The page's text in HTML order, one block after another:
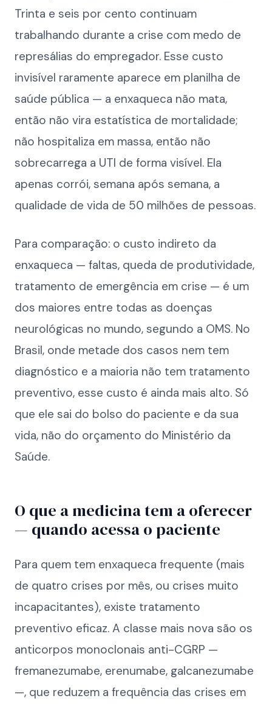
Trinta e seis por cento continuam
trabalhando durante a crise com medo de
represálias do empregador. Esse custo
invisível raramente aparece em planilha de
saúde pública — a enxaqueca não mata,
então não vira estatística de mortalidade;
não hospitaliza em massa, então não
sobrecarrega a UTI de forma visível. Ela
apenas corrói, semana após semana, a
qualidade de vida de 50 milhões de pessoas.
Para comparação: o custo indireto da
enxaqueca — faltas, queda de produtividade,
tratamento de emergência em crise — é um
dos maiores entre todas as doenças
neurológicas no mundo, segundo a OMS. No
Brasil, onde metade dos casos nem tem
diagnóstico e a maioria não tem tratamento
preventivo, esse custo é ainda mais alto. Só
que ele sai do bolso do paciente e da sua
vida, não do orçamento do Ministério da
Saúde.
O que a medicina tem a oferecer
— quando acessa o paciente
Para quem tem enxaqueca frequente (mais
de quatro crises por mês, ou crises muito
incapacitantes), existe tratamento
preventivo eficaz. A classe mais nova são os
anticorpos monoclonais anti-CGRP —
fremanezumabe, erenumabe, galcanezumabe
—, que reduzem a frequência das crises em